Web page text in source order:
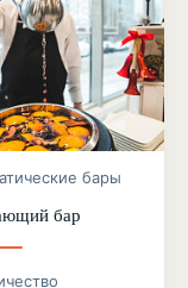
бары
бар